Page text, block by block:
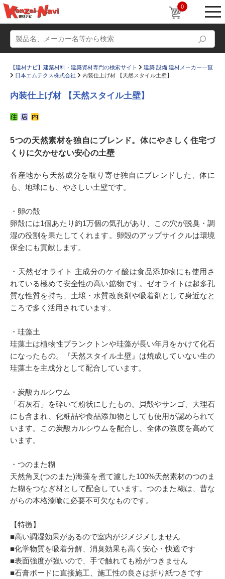
0
かたなび コラム
Q＆A 販売・施工代理店募集
【建材ナビ】建築材料・建築資材専門の検索サイト
建築 設備 建材メーカー一覧
日本エムテクス株式会社
内装仕上げ材 【天然スタイル土壁】
内装仕上げ材 【天然スタイル土壁】
5つの天然素材を独自にブレンド。体にやさしく住宅づ
くりに欠かせない安心の土壁
各産地から天然成分を取り寄せ独自にブレンドした、体に
も、地球にも、やさしい土壁です。
・卵の殻
卵殻には1個あたり約1万個の気孔があり、この穴が脱臭・調
湿の役割を果たしてくれます。卵殻のアップサイクルは環境
保全にも貢献します。
・天然ゼオライト 主成分のケイ酸は食品添加物にも使用さ
れている極めて安全性の高い鉱物です。ゼオライトは超多孔
質な性質を持ち、土壌・水質改良剤や吸着剤として身近なと
ころで多く活用されています。
・珪藻土
珪藻土は植物性プランクトンや珪藻が長い年月をかけて化石
になったもの。『天然スタイル土壁』は焼成していない生の
珪藻土を主成分として配合しています。
・炭酸カルシウム
「石灰石」を砕いて粉状にしたもの。貝殻やサンゴ、大理石
にも含まれ、化粧品や食品添加物としても使用が認められて
います。この炭酸カルシウムを配合し、全体の強度を高めて
います。
・つのまた糊
天然角叉(つのまた)海藻を煮て濾した100%天然素材のつのま
た糊をつなぎ材として配合しています。つのまた糊は、昔な
がらの本格漆喰に必要不可欠なものです。
【特徴】
■高い調湿効果があるので室内がジメジメしません
■化学物質を吸着分解、消臭効果も高く安心・快適です
■表面強度が強いので、手で触れても粉がつきません
■石膏ボードに直接施工、施工性の良さは折り紙つきです